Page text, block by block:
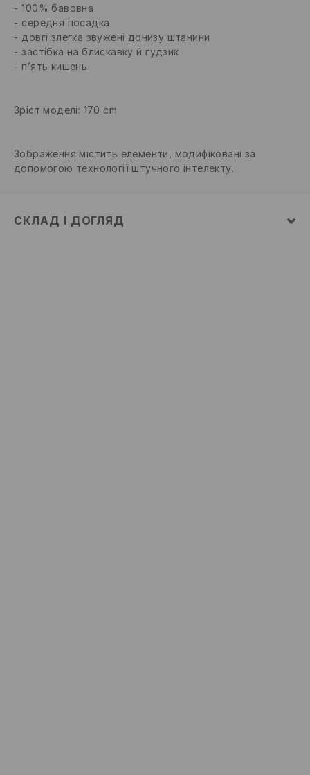
100% бавовна
середня посадка
довгі злегка звужені донизу штанини
застібка на блискавку й ґудзик
п’ять кишень
Зріст моделі: 170 cm
Зображення містить елементи, модифіковані за
допомогою технології штучного інтелекту.
СКЛАД І ДОГЛЯД